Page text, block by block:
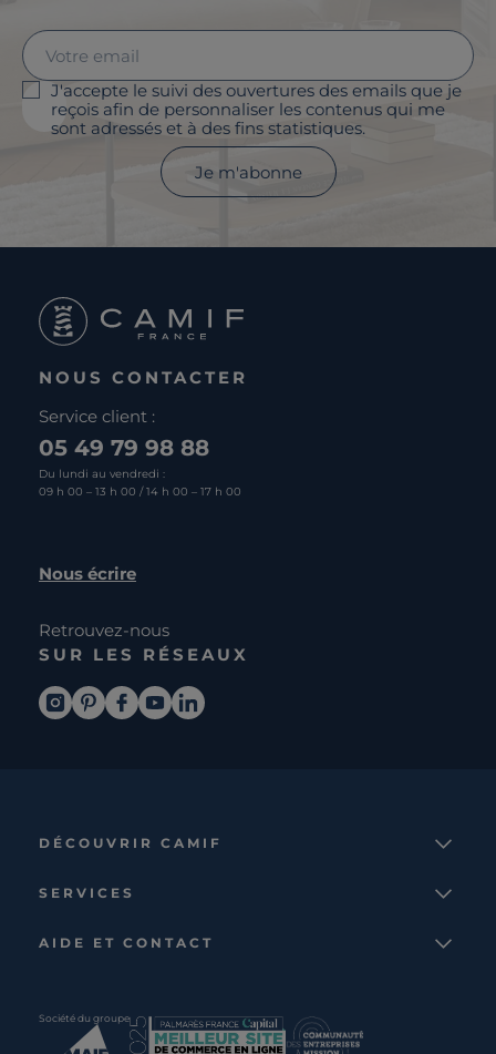
J'accepte le suivi des ouvertures des emails que je
reçois afin de personnaliser les contenus qui me
sont adressés et à des fins statistiques.
Je m'abonne
NOUS CONTACTER
Service client :
05 49 79 98 88
Du lundi au vendredi :
09 h 00 – 13 h 00 / 14 h 00 – 17 h 00
Nous écrire
Retrouvez-nous
SUR LES RÉSEAUX
DÉCOUVRIR CAMIF
Nos collections
Boutique
SERVICES
Carte cadeau Camif
Partenaire rénovation
AIDE ET CONTACT
Aide et foire aux questions
Société du groupe